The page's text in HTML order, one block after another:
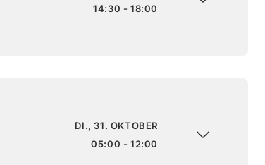
14:30 - 18:00
DI., 31. OKTOBER
05:00 - 12:00